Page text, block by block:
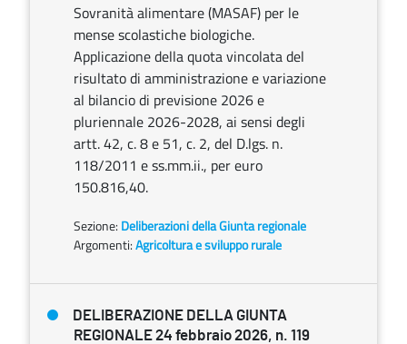
Sovranità alimentare (MASAF) per le
mense scolastiche biologiche.
Applicazione della quota vincolata del
risultato di amministrazione e variazione
al bilancio di previsione 2026 e
pluriennale 2026-2028, ai sensi degli
artt. 42, c. 8 e 51, c. 2, del D.lgs. n.
118/2011 e ss.mm.ii., per euro
150.816,40.
Sezione: Deliberazioni della Giunta regionale
Argomenti:Agricoltura e sviluppo rurale
DELIBERAZIONE DELLA GIUNTA
REGIONALE 24 febbraio 2026, n. 119